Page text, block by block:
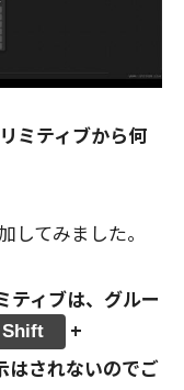
ミティブから何
してみました。
ティブは、グルー
Shift +
はされないのでご